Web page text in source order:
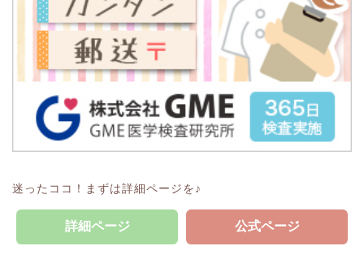
迷ったココ！まずは詳細ページを♪
詳細ページ 公式ページ